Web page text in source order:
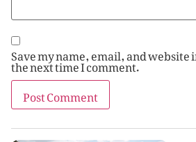
Save my name, email, and
the next time I comment.